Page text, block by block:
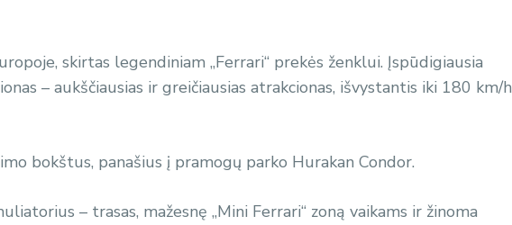
skirtas legendiniam „Ferrari“ prekės ženklui. Įspūdigiausia
– aukščiausias ir greičiausias atrakcionas, išvystantis iki 180 km/h
bokštus, panašius į pramogų parko Hurakan Condor.
– trasas, mažesnę „Mini Ferrari“ zoną vaikams ir žinoma